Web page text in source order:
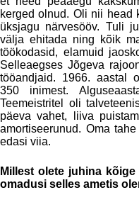
kerged olnud. Oli nii head
üksjagu närvesööv. Tuli
välja ehitada ning kõik
töökodasid, elamuid
Selleaegses Jõgeva
tööandjaid. 1966. aastal
350 inimest.
Teemeistritel oli
päeva vahet, liiva
amortiseerunud. Oma
edasi viia.
Millest olete juhina
omadusi selles ametis